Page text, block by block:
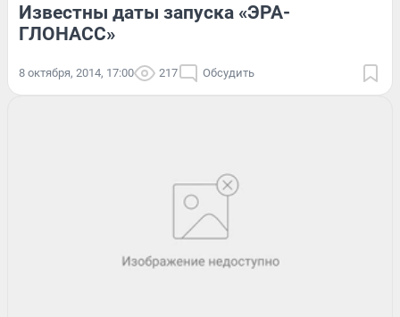
Известны даты запуска «ЭРА-
ГЛОНАСС»
8 октября, 2014, 17:00 217 Обсудить